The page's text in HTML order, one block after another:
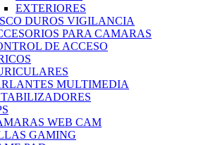
EXTERIORES
DUROS VIGILANCIA
PARA CAMARAS
DE ACCESO
MULTIMEDIA
WEB CAM
GAMING